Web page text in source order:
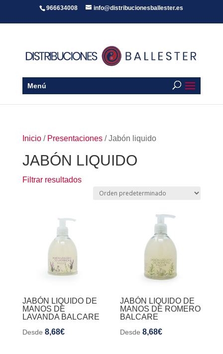
966634008 info@distribucionesballester.es
Menú
Inicio/ Presentaciones/ Jabón liquido
JABÓN LIQUIDO
Filtrar resultados
JABÓN LIQUIDO DE
MANOS DE
LAVANDA BALCARE
Desde 8,68€
JABÓN LIQUIDO DE
MANOS DE ROMERO
BALCARE
Desde8,68€